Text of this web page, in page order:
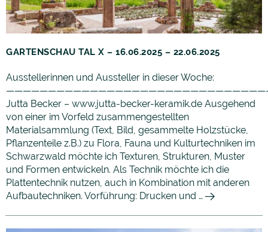
GARTENSCHAU TAL X – 16.06.2025 – 22.06.2025
Ausstellerinnen und Aussteller in dieser Woche:
Jutta Becker – www.jutta-becker-keramik.de Ausgehend
von einer im Vorfeld zusammengestellten
Materialsammlung (Text, Bild, gesammelte Holzstücke,
Pflanzenteile z.B.) zu Flora, Fauna und Kulturtechniken im
Schwarzwald möchte ich Texturen, Strukturen, Muster
und Formen entwickeln. Als Technik möchte ich die
Plattentechnik nutzen, auch in Kombination mit anderen
Aufbautechniken. Vorführung: Drucken und …